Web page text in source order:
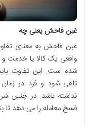
غبن فاحش یعنی چه
غبن فاحش به معنای
واقعی یک کالا یا خدمت
شده است. این تفاوت
تلقی شود و فرد در زمان
نداشته باشد. در چنین
فسخ معامله را می دهد تا